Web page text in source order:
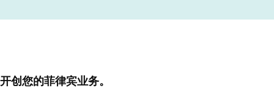
开创您的菲律宾业务。